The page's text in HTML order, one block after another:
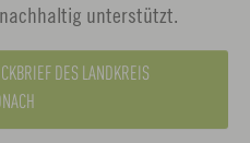
unterstützt.
DES LANDKREIS